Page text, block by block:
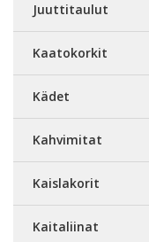
Juuttitaulut
Kaatokorkit
Kädet
Kahvimitat
Kaislakorit
Kaitaliinat